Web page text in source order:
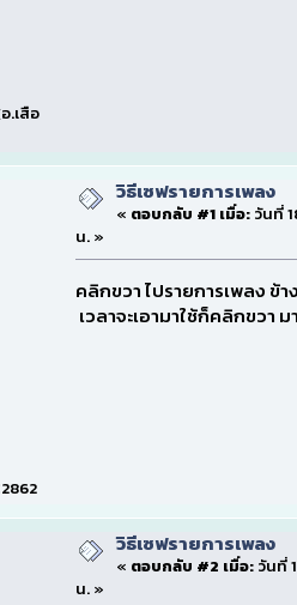
.เสือ
วิธีเซฟรายการเพลง
« ตอบกลับ #1 เมื่อ:วันที่
น. »
คลิกขวา ไปรายการเพลง ข้
เวลาจะเอามาใช้ก็คลิกขวา
วิธีเซฟรายการเพลง
« ตอบกลับ #2 เมื่อ:วันที่
น. »